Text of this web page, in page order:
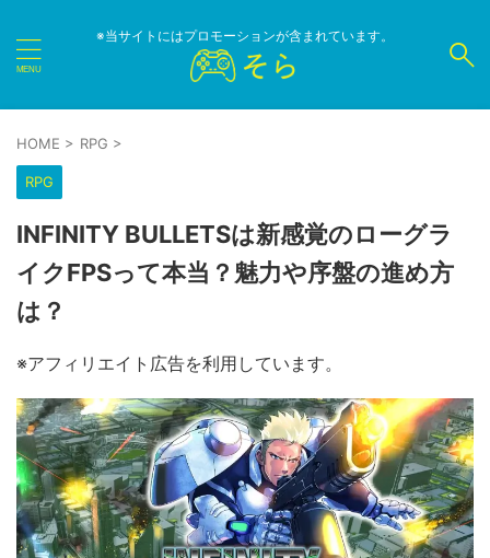
※当サイトにはプロモーションが含まれています。
HOME > RPG >
RPG
INFINITY BULLETSは新感覚のローグラ
イクFPSって本当？魅力や序盤の進め方
は？
※アフィリエイト広告を利用しています。